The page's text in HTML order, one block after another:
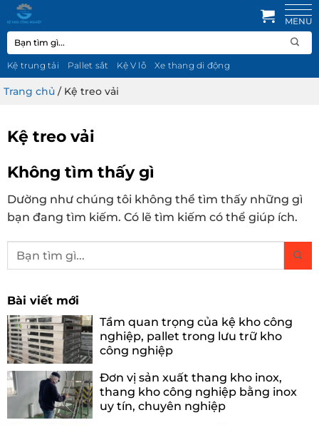
qua
nội
dung
Tìm
kiếm:
Kệ trung tải Pallet sắt Kệ V lỗ Xe thang di động
Trang chủ / Kệ treo vải
Kệ treo vải
Không tìm thấy gì
Dường như chúng tôi không thể tìm thấy những gì
bạn đang tìm kiếm. Có lẽ tìm kiếm có thể giúp ích.
Bài viết mới
Tầm quan trọng của kệ kho công
nghiệp, pallet trong lưu trữ kho
công nghiệp
Đơn vị sản xuất thang kho inox,
thang kho công nghiệp bằng inox
uy tín, chuyên nghiệp